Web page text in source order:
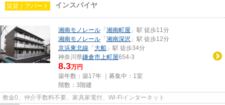
賃貸｜アパート インスパイヤ
湘南モノレール 「 湘南町屋 」駅 徒歩11分
湘南モノレール 「 湘南深沢 」駅 徒歩12分
京浜東北線 「 大船 」駅 徒歩34分
神奈川県鎌倉市上町屋654-3
8.3万円
築年数：築17年 ｜募集中： 1室
階数：3階建
敷金0、仲介手数料不要、家具家電付、Wi-Fiインターネット